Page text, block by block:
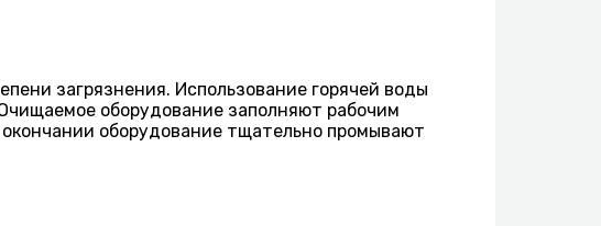
загрязнения. Использование горячей воды
оборудование заполняют рабочим
оборудование тщательно промывают